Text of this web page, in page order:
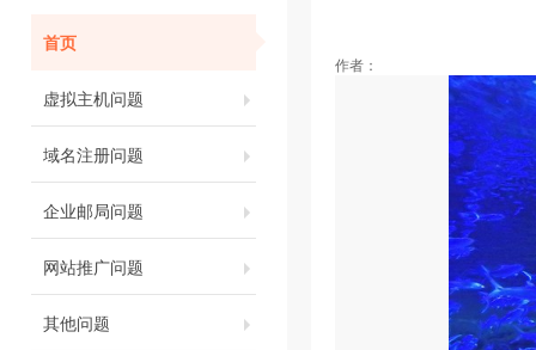
首页
虚拟主机问题
域名注册问题
企业邮局问题
网站推广问题
其他问题
作者：